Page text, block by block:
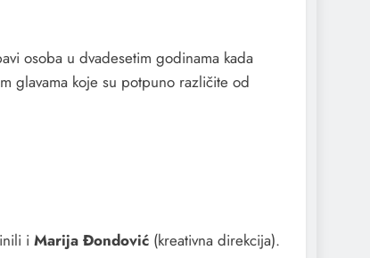
osoba u dvadesetim godinama kada
glavama koje su potpuno različite od
i Marija Đondović (kreativna direkcija).